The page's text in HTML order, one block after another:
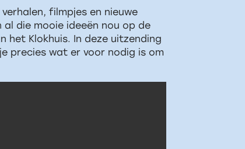
filmpjes en nieuwe
die mooie ideeën nou op de
het Klokhuis. In deze uitzending
precies wat er voor nodig is om